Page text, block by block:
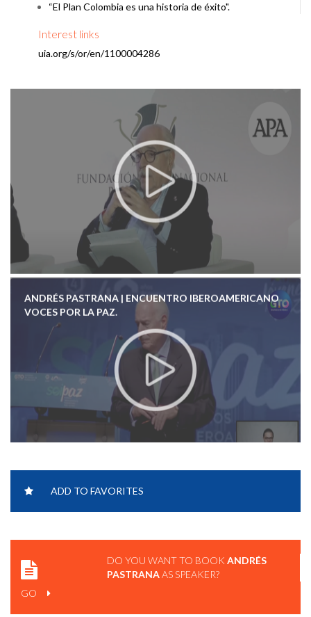
“El Plan Colombia es una historia de éxito".
Interest links
uia.org/s/or/en/1100004286
ANDRÉS PASTRANA | ENCUENTRO IBEROAMERICANO
VOCES POR LA PAZ.
ADD TO FAVORITES
DO YOU WANT TO BOOKANDRÉS
PASTRANAAS SPEAKER?
GO